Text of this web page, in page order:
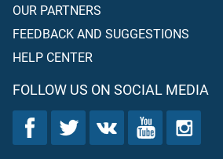
OUR PARTNERS
FEEDBACK AND SUGGESTIONS
HELP CENTER
FOLLOW US ON SOCIAL MEDIA